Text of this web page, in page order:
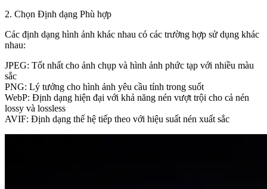
2. Chọn Định dạng Phù hợp
Các định dạng hình ảnh khác nhau có các trường hợp sử dụng khác
nhau:
JPEG: Tốt nhất cho ảnh chụp và hình ảnh phức tạp với nhiều màu
sắc
PNG: Lý tưởng cho hình ảnh yêu cầu tính trong suốt
WebP: Định dạng hiện đại với khả năng nén vượt trội cho cả nén
lossy và lossless
AVIF: Định dạng thế hệ tiếp theo với hiệu suất nén xuất sắc